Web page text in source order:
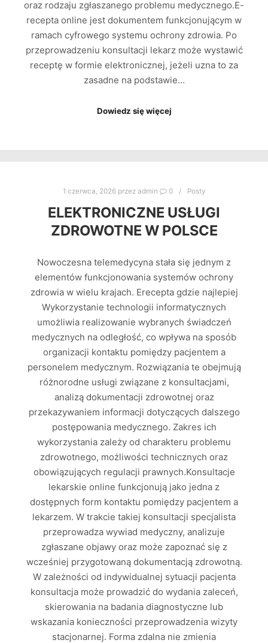
oraz rodzaju zgłaszanego problemu medycznego.E-
recepta online jest dokumentem funkcjonującym w
ramach cyfrowego systemu ochrony zdrowia. Po
przeprowadzeniu konsultacji lekarz może wystawić
receptę w formie elektronicznej, jeżeli uzna to za
zasadne na podstawie…
Dowiedz się więcej
1 czerwca, 2026 przez admin 0 Posty
ELEKTRONICZNE USŁUGI
ZDROWOTNE W POLSCE
Nowoczesna telemedycyna stała się jednym z
elementów funkcjonowania systemów ochrony
zdrowia w wielu krajach. Erecepta gdzie najlepiej
Wykorzystanie technologii informatycznych
umożliwia realizowanie wybranych świadczeń
medycznych na odległość, co wpływa na sposób
organizacji kontaktu pomiędzy pacjentem a
personelem medycznym. Rozwiązania te obejmują
różnorodne usługi związane z konsultacjami,
analizą dokumentacji zdrowotnej oraz
przekazywaniem informacji dotyczących dalszego
postępowania medycznego. Zakres ich
wykorzystania zależy od charakteru problemu
zdrowotnego, możliwości technicznych oraz
obowiązujących regulacji prawnych.Konsultacje
lekarskie online funkcjonują jako jedna z
dostępnych form kontaktu pomiędzy pacjentem a
lekarzem. W trakcie takiej konsultacji specjalista
przeprowadza wywiad medyczny, analizuje
zgłaszane objawy oraz może zapoznać się z
wcześniej przygotowaną dokumentacją zdrowotną.
W zależności od indywidualnej sytuacji pacjenta
konsultacja może prowadzić do wydania zaleceń,
skierowania na badania diagnostyczne lub
wskazania konieczności przeprowadzenia wizyty
stacjonarnej. Forma zdalna nie zmienia